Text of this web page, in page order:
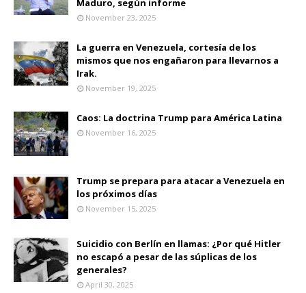
November 23, 2025
La guerra en Venezuela, cortesía de los
mismos que nos engañaron para llevarnos a
Irak.
November 19, 2025
Caos: La doctrina Trump para América Latina
November 16, 2025
Trump se prepara para atacar a Venezuela en
los próximos días
November 15, 2025
Suicidio con Berlín en llamas: ¿Por qué Hitler
no escapó a pesar de las súplicas de los
generales?
April 30, 2025